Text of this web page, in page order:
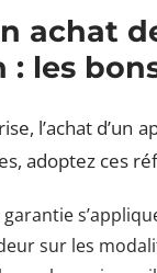
achat
: les
l’achat d’un
adoptez ces
sur les